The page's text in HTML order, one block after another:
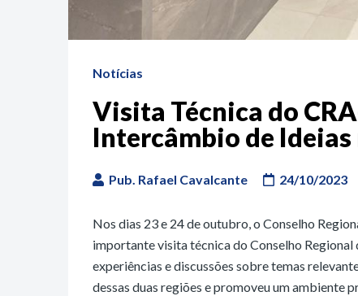
Notícias
Visita Técnica do
Intercâmbio de Ideias
Pub. Rafael Cavalcante 24/10/2023
Nos dias 23 e 24 de outubro, o Conselho
importante visita técnica do Conselho
experiências e discussões sobre temas
dessas duas regiões e promoveu um ambiente